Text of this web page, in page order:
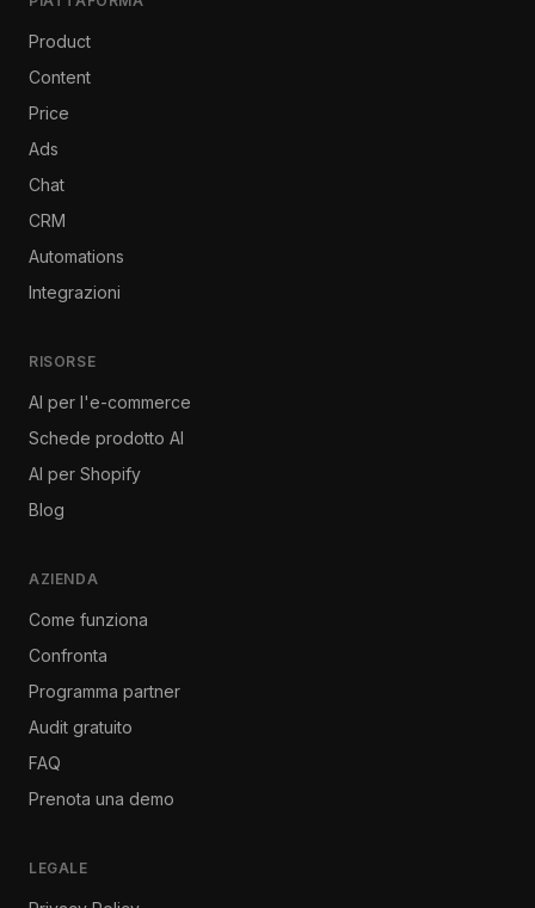
Product
Content
Price
Ads
Chat
CRM
Automations
Integrazioni
RISORSE
AI per l'e-commerce
Schede prodotto AI
AI per Shopify
Blog
AZIENDA
Come funziona
Confronta
Programma partner
Audit gratuito
FAQ
Prenota una demo
LEGALE